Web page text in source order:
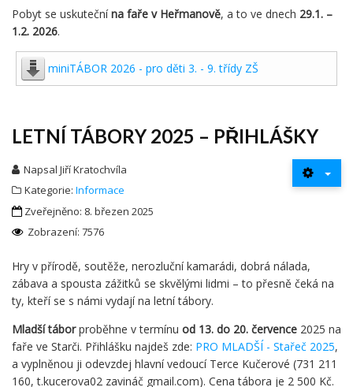
Pobyt se uskutečnína faře v Heřmanově, a to ve dnech 29.1. –
1.2. 2026.
miniTÁBOR 2026 - pro děti 3. - 9. třídy ZŠ
LETNÍ TÁBORY 2025 – PŘIHLÁŠKY
NapsalJiří Kratochvíla
Kategorie: Informace
Zveřejněno: 8. březen 2025
Zobrazení: 7576
Hry v přírodě, soutěže, nerozluční kamarádi, dobrá nálada,
zábava a spousta zážitků se skvělými lidmi – to přesně čeká na
ty, kteří se s námi vydají na letní tábory.
Mladší táborproběhne v termínu od 13. do 20. července 2025 na
faře ve Starči. Přihlášku najdeš zde: PRO MLADŠÍ - Stařeč 2025,
a vyplněnou ji odevzdej hlavní vedoucí Terce Kučerové (731 211
160, t.kucerova02 zavináč gmail.com). Cena tábora je 2 500 Kč.